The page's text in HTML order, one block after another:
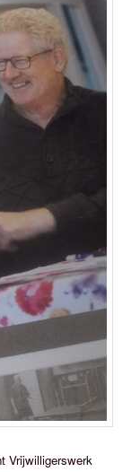
Vrijwilligerswerk